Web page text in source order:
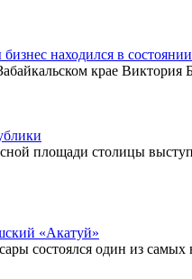
находился в
крае Виктория
площади столицы
«Акатуй»
состоялся один из